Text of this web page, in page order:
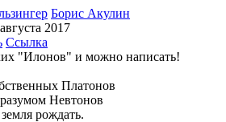
Борис Акулин
2017
Ссылка
"Илонов" и можно написать!
Платонов
Невтонов
рождать.